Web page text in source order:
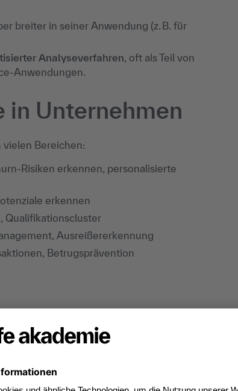
breiter in seiner Anwendung (z. B. für
Analyseverfahren, oft als Teil von
Anwendungen.
in Unternehmen
Bereichen:
Risiken erkennen, personalisierte
erkennen
Qualifikationscluster
Ausreißererkennung
Betrugsprävention
hinter Vertragskündigungen erfahren
er ein überwacht trainiertes Data-
und Kundinnen unter 30, die ihren
kündigen mit hoher